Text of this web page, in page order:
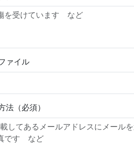
ァイル
法（必須）